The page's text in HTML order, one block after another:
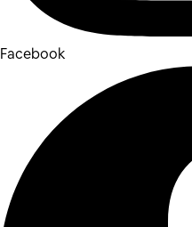
Facebook